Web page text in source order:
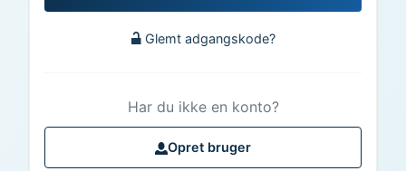
Glemt adgangskode?
Har du ikke en konto?
Opret bruger